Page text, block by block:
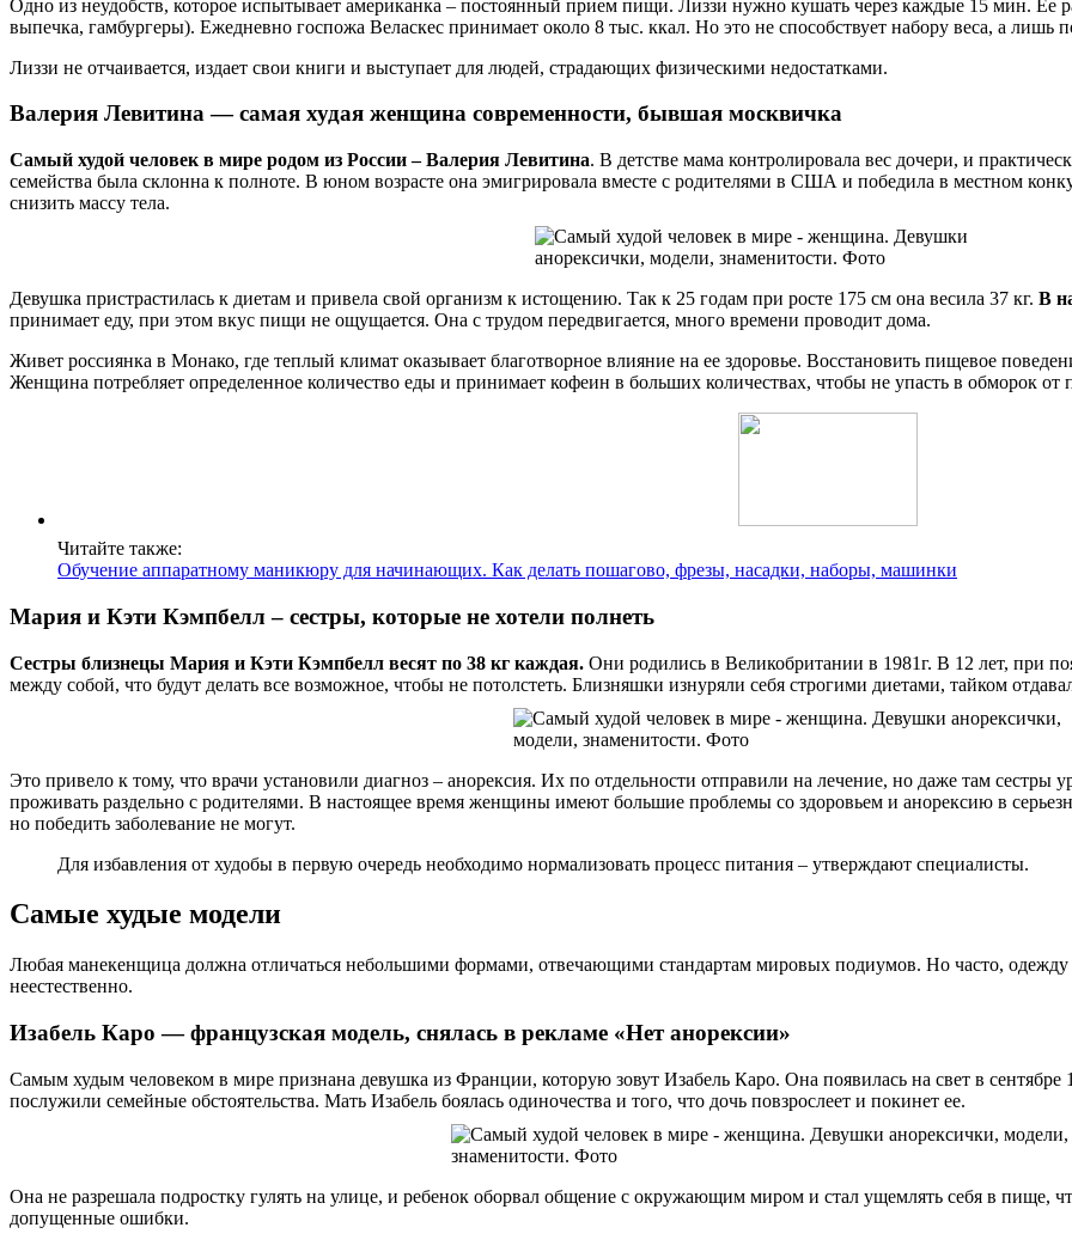
Одно из неудобств, которое испытывает американка – постоянный прием пищи. Лиззи нужно кушать через каждые 15 мин. Ее
выпечка, гамбургеры). Ежедневно госпожа Веласкес принимает около 8 тыс. ккал. Но это не способствует набору веса, а
Лиззи не отчаивается, издает свои книги и выступает для людей, страдающих физическими недостатками.
Валерия Левитина — самая худая женщина современности, бывшая москвичка
Самый худой человек в мире родом из России – Валерия Левитина. В детстве мама контролировала вес дочери, и
семейства была склонна к полноте. В юном возрасте она эмигрировала вместе с родителями в США и победила в местном
снизить массу тела.
Девушка пристрастилась к диетам и привела свой организм к истощению. Так к 25 годам при росте 175 см она весила 37 кг. В
принимает еду, при этом вкус пищи не ощущается. Она с трудом передвигается, много времени проводит дома.
Живет россиянка в Монако, где теплый климат оказывает благотворное влияние на ее здоровье. Восстановить пищевое
Женщина потребляет определенное количество еды и принимает кофеин в больших количествах, чтобы не упасть в обморок
Читайте также:
Обучение аппаратному маникюру для начинающих. Как делать пошагово, фрезы, насадки, наборы, машинки
Мария и Кэти Кэмпбелл – сестры, которые не хотели полнеть
Сестры близнецы Мария и Кэти Кэмпбелл весят по 38 кг каждая. Они родились в Великобритании в 1981г. В 12 лет, при
между собой, что будут делать все возможное, чтобы не потолстеть. Близняшки изнуряли себя строгими диетами, тайком
Это привело к тому, что врачи установили диагноз – анорексия. Их по отдельности отправили на лечение, но даже там
проживать раздельно с родителями. В настоящее время женщины имеют большие проблемы со здоровьем и анорексию в
но победить заболевание не могут.
Для избавления от худобы в первую очередь необходимо нормализовать процесс питания – утверждают специалисты.
Самые худые модели
Любая манекенщица должна отличаться небольшими формами, отвечающими стандартам мировых подиумов. Но часто,
неестественно.
Изабель Каро — французская модель, снялась в рекламе «Нет анорексии»
Самым худым человеком в мире признана девушка из Франции, которую зовут Изабель Каро. Она появилась на свет в
послужили семейные обстоятельства. Мать Изабель боялась одиночества и того, что дочь повзрослеет и покинет ее.
Она не разрешала подростку гулять на улице, и ребенок оборвал общение с окружающим миром и стал ущемлять себя в пище,
допущенные ошибки.